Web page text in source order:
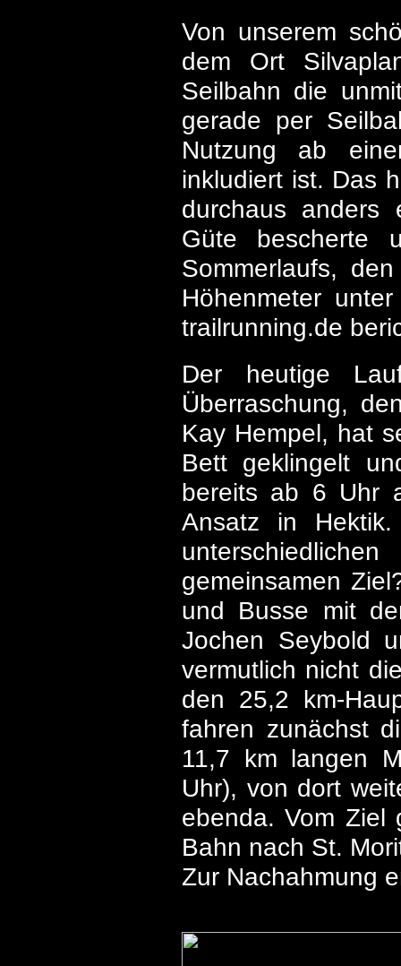
Von unserem
dem Ort
Seilbahn die
gerade per
Nutzung ab
inkludiert ist. Das
durchaus anders
Güte bescherte
Sommerlaufs,
Höhenmeter
trailrunning.de
Der heutige
Überraschung,
Kay Hempel, hat
Bett geklingelt
bereits ab 6 Uhr
Ansatz in
gemeinsamen
und Busse mit
Jochen Seybold
vermutlich nicht
den 25,2 km-
fahren zunächst
11,7 km langen
Uhr), von dort
ebenda. Vom Ziel
Bahn nach St.
Zur Nachahmung